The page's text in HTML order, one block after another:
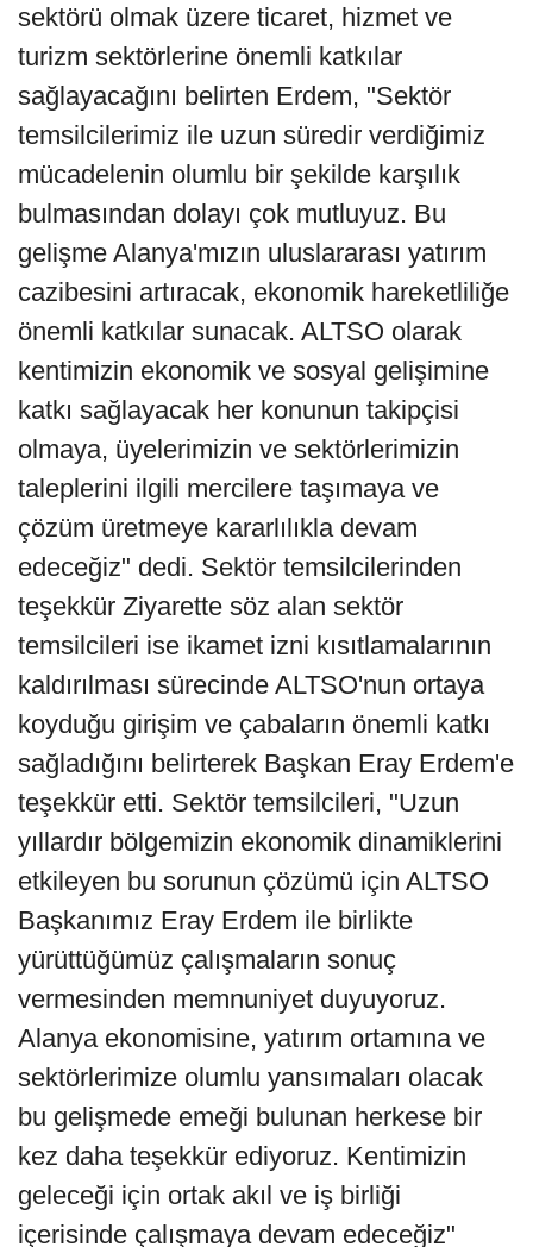
sektörü olmak üzere ticaret, hizmet ve
turizm sektörlerine önemli katkılar
sağlayacağını belirten Erdem, "Sektör
temsilcilerimiz ile uzun süredir verdiğimiz
mücadelenin olumlu bir şekilde karşılık
bulmasından dolayı çok mutluyuz. Bu
gelişme Alanya'mızın uluslararası yatırım
cazibesini artıracak, ekonomik hareketliliğe
önemli katkılar sunacak. ALTSO olarak
kentimizin ekonomik ve sosyal gelişimine
katkı sağlayacak her konunun takipçisi
olmaya, üyelerimizin ve sektörlerimizin
taleplerini ilgili mercilere taşımaya ve
çözüm üretmeye kararlılıkla devam
edeceğiz" dedi. Sektör temsilcilerinden
teşekkür Ziyarette söz alan sektör
temsilcileri ise ikamet izni kısıtlamalarının
kaldırılması sürecinde ALTSO'nun ortaya
koyduğu girişim ve çabaların önemli katkı
sağladığını belirterek Başkan Eray Erdem'e
teşekkür etti. Sektör temsilcileri, "Uzun
yıllardır bölgemizin ekonomik dinamiklerini
etkileyen bu sorunun çözümü için ALTSO
Başkanımız Eray Erdem ile birlikte
yürüttüğümüz çalışmaların sonuç
vermesinden memnuniyet duyuyoruz.
Alanya ekonomisine, yatırım ortamına ve
sektörlerimize olumlu yansımaları olacak
bu gelişmede emeği bulunan herkese bir
kez daha teşekkür ediyoruz. Kentimizin
geleceği için ortak akıl ve iş birliği
içerisinde çalışmaya devam edeceğiz"